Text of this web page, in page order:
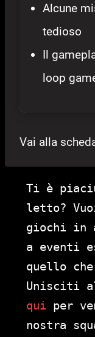
Alcune
tedioso
Il
loop
Vai alla
Ti è
letto?
giochi in
a eventi
quello
Unisciti
qui per
nostra